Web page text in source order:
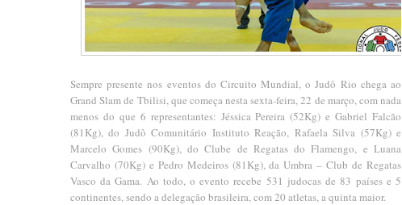
Sempre presente nos eventos do Circuito Mundial, o Judô Rio chega ao
Grand Slam de Tbilisi, que começa nesta sexta-feira, 22 de março, com nada
menos do que 6 representantes: Jéssica Pereira (52Kg) e Gabriel Falcão
(81Kg), do Judô Comunitário Instituto Reação, Rafaela Silva (57Kg) e
Marcelo Gomes (90Kg), do Clube de Regatas do Flamengo, e Luana
Carvalho (70Kg) e Pedro Medeiros (81Kg), da Umbra – Club de Regatas
Vasco da Gama. Ao todo, o evento recebe 531 judocas de 83 países e 5
continentes, sendo a delegação brasileira, com 20 atletas, a quinta maior.